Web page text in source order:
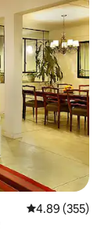
5 पैकी 4.89
4.89 (355)